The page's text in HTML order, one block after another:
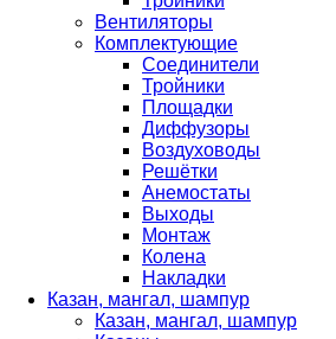
Вентиляторы
Комплектующие
Соединители
Тройники
Площадки
Диффузоры
Воздуховоды
Решётки
Анемостаты
Выходы
Монтаж
Колена
Накладки
Казан, мангал, шампур
Казан, мангал, шампур